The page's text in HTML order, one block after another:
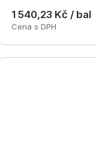
1 540,23 Kč / bal
Cena s DPH